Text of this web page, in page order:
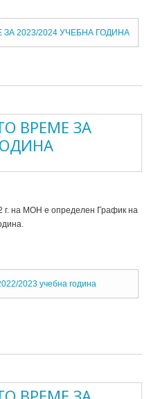
2023/2024 УЧЕБНА ГОДИНА
ВРЕМЕ ЗА
г. на МОН е определен График на
2023 учебна година